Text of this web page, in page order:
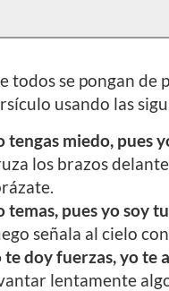
todos se pongan de
usando las
tengas miedo, pues
los brazos
temas, pues yo soy
señala al cielo
te doy fuerzas, yo te
lentamente